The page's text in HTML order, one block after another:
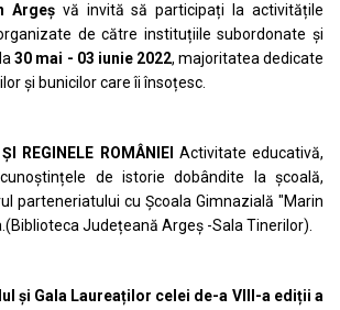
Argeșvă invită să participați la activitățile
de către instituțiile subordonate și
30 mai - 03 iunie 2022, majoritatea dedicate
și bunicilor care îi însoțesc.
REGINELE ROMÂNIEI Activitate educativă,
de istorie dobândite la școală,
parteneriatului cu Școala Gimnazială "Marin
Județeană Argeș -Sala Tinerilor).
și Gala Laureaților celei de-a VIII-a ediții a